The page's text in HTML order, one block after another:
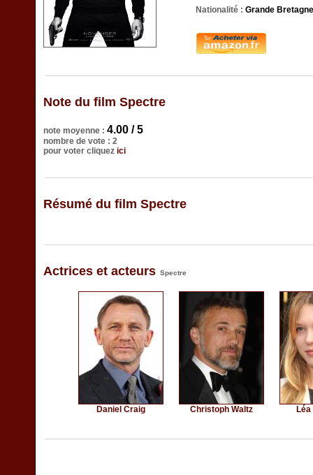
Nationalité : Grande
Note du film Spectre
note moyenne : 4.00 / 5
nombre de vote : 2
pour voter cliquez ici
Résumé du film Spectre
Actrices et acteurs Spectre
Daniel Craig Christoph Waltz